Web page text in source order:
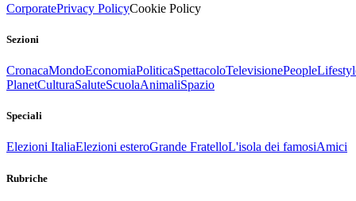
CorporatePrivacy PolicyCookie Policy
Sezioni
CronacaMondoEconomiaPoliticaSpettacoloTelevisionePeople
PlanetCulturaSaluteScuolaAnimaliSpazio
Speciali
Elezioni ItaliaElezioni esteroGrande FratelloL'isola dei famosiAmici
Rubriche